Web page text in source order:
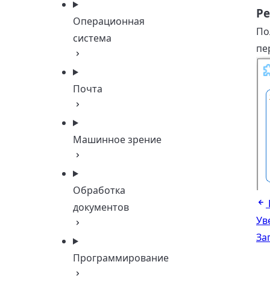
Операционная
система
Почта
Машинное зрение
Обработка
документов
Программирование